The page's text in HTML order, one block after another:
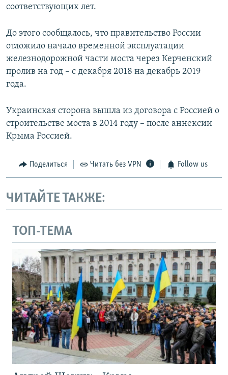
соответствующих лет.
До этого сообщалось, что правительство России
отложило начало временной эксплуатации
железнодорожной части моста через Керченский
пролив на год – с декабря 2018 на декабрь 2019
года.
Украинская сторона вышла из договора с Россией о
строительстве моста в 2014 году – после аннексии
Крыма Россией.
Поделиться Читать без VPN Follow us
ЧИТАЙТЕ ТАКЖЕ:
ТОП-ТЕМА